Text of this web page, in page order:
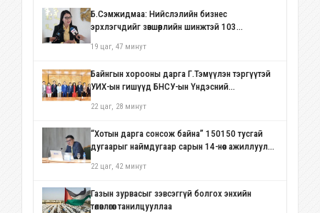
Б.Сэмжидмаа: Нийслэлийн бизнес
эрхлэгчдийг зөвшөөрлийн шинжтэй 103
19 цаг, 47 минут
Байнгын хорооны дарга Г.Тэмүүлэн тэргүүтэй
УИХ-ын гишүүд БНСУ-ын Үндэсний
22 цаг, 28 минут
“Хотын дарга сонсож байна” 150150 тусгай
дугаарыг наймдугаар сарын 14-нөөс ажиллуулж
22 цаг, 42 минут
Газын зурвасыг зэвсэггүй болгох энхийн
төлөвлөгөөг танилцууллаа